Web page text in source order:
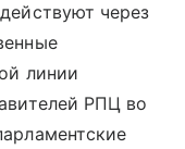
через
линии
РПЦ во